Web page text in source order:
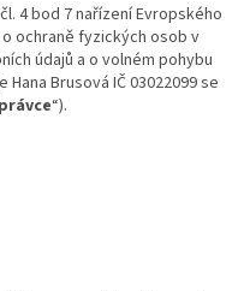
4 bod 7 nařízení Evropského
o ochraně fyzických osob v
údajů a o volném pohybu
Hana Brusová IČ 03022099 se
“).